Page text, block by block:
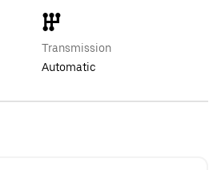
Transmission
Automatic